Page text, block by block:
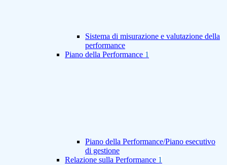
Sistema di misurazione e valutazione della
performance
Piano della Performance 1
Piano della Performance/Piano esecutivo
di gestione
Relazione sulla Performance 1